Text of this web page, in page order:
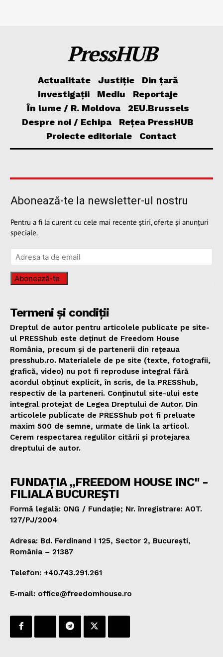
PressHUB
Actualitate Justiție
Din țară
Investigații
Mediu
Reportaje
În lume / R. Moldova
2EU.Brussels
Despre noi / Echipa
Rețea PressHUB
Proiecte editoriale
Contact
Abonează-te la newsletter-ul nostru
Pentru a fi la curent cu cele mai recente știri, oferte și anunțuri
speciale.
Abonează-te
Termeni și condiții
Dreptul de autor pentru articolele publicate pe site-
ul PRESShub este deținut de Freedom House
România, precum și de partenerii din rețeaua
presshub.ro. Materialele de pe site (texte, fotografii,
grafică, video) nu pot fi reproduse integral fără
acordul obținut explicit, în scris, de la PRESShub,
respectiv de la parteneri. Conținutul site-ului este
integral protejat de Legea Dreptului de Autor. Din
articolele publicate de PRESShub pot fi preluate
maxim 500 de semne, urmate de link la articol.
Cerem respectarea regulilor citării și protejarea
dreptului de autor.
FUNDAȚIA „FREEDOM HOUSE INC" -
FILIALA BUCUREȘTI
Formă legală: ONG / Fundație; Nr. înregistrare: AOT.
127/PJ/2004
Adresa: Bd. Ferdinand I 125, Sector 2, București,
România – 21387
Telefon: +40.743.291.261
E-mail: office@freedomhouse.ro